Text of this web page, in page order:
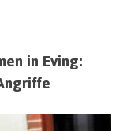
in Eving: